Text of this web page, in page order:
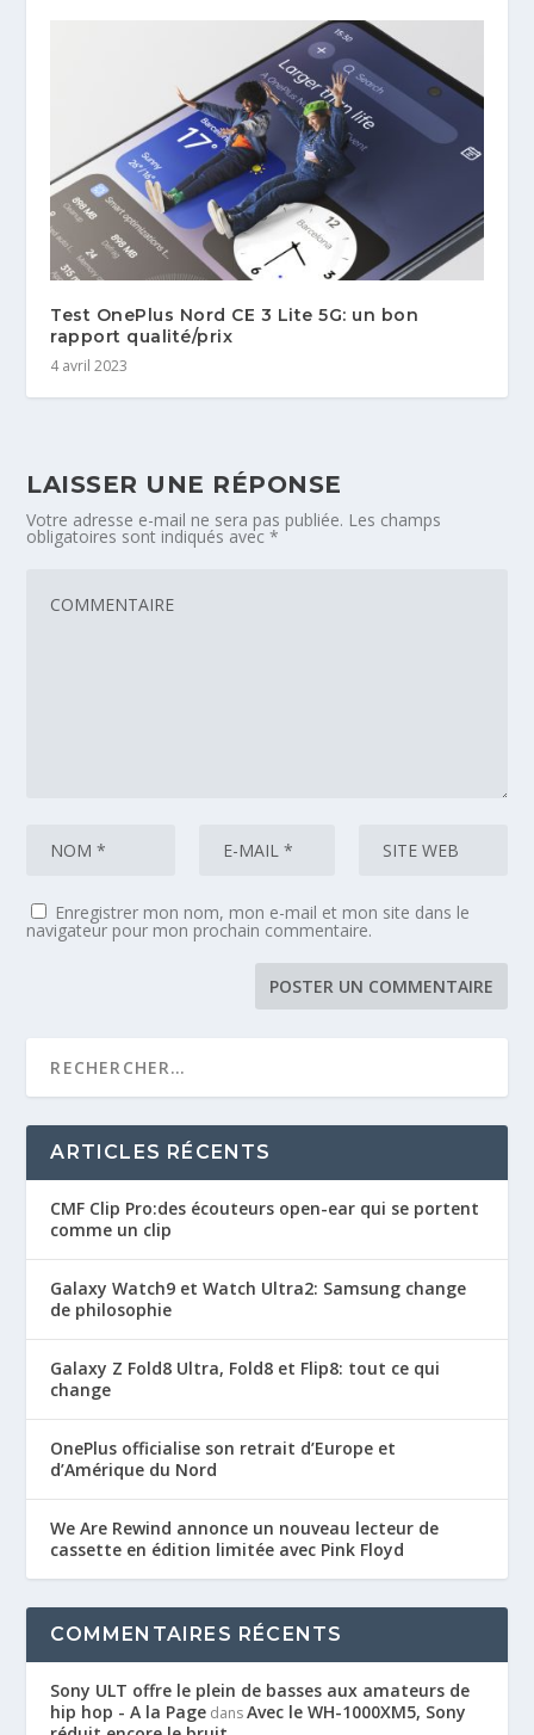
Test OnePlus Nord CE 3 Lite 5G: un bon
rapport qualité/prix
4 avril 2023
LAISSER UNE RÉPONSE
Votre adresse e-mail ne sera pas publiée. Les champs
obligatoires sont indiqués avec*
Enregistrer mon nom, mon e-mail et mon site dans le
navigateur pour mon prochain commentaire.
ARTICLES RÉCENTS
CMF Clip Pro:des écouteurs open-ear qui se portent
comme un clip
Galaxy Watch9 et Watch Ultra2: Samsung change
de philosophie
Galaxy Z Fold8 Ultra, Fold8 et Flip8: tout ce qui
change
OnePlus officialise son retrait d’Europe et
d’Amérique du Nord
We Are Rewind annonce un nouveau lecteur de
cassette en édition limitée avec Pink Floyd
COMMENTAIRES RÉCENTS
Sony ULT offre le plein de basses aux amateurs de
hip hop - A la Page dansAvec le WH-1000XM5, Sony